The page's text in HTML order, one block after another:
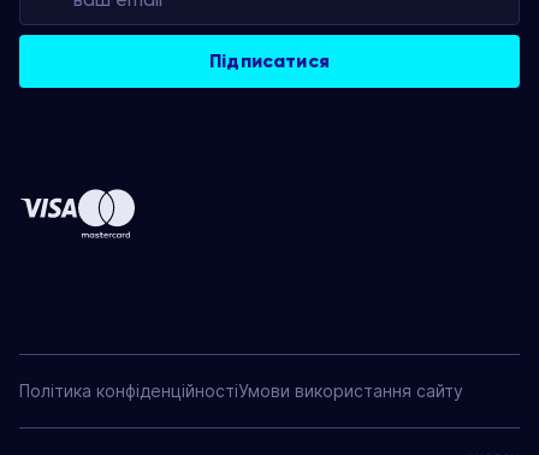
Політика конфіденційностіУмови використання сайту